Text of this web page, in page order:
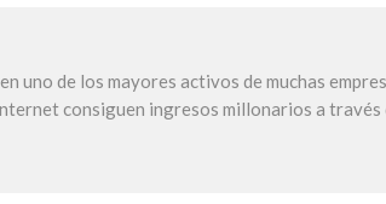
uno de los mayores activos de muchas
consiguen ingresos millonarios a través